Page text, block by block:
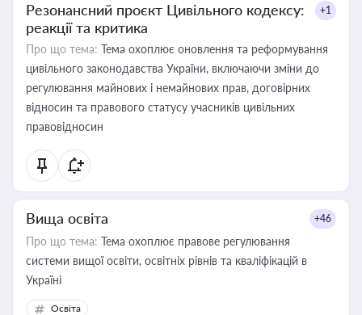
Резонансний проєкт Цивільного кодексу:
реакції та критика
+1
Про що тема: Тема охоплює оновлення та реформування
цивільного законодавства України, включаючи зміни до
регулювання майнових і немайнових прав, договірних
відносин та правового статусу учасників цивільних
правовідносин
Вища освіта +46
Про що тема: Тема охоплює правове регулювання
системи вищої освіти, освітніх рівнів та кваліфікацій в
Україні
Освіта